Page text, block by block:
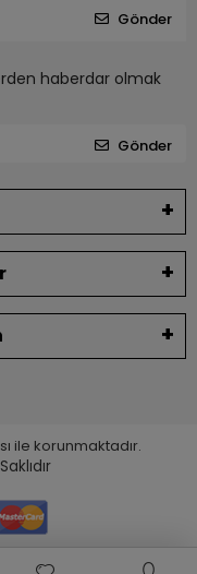
Gönder
haberdar olmak
Gönder
ile korunmaktadır.